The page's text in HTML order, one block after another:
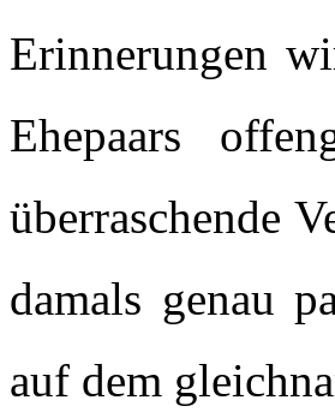
Erinnerungen
Ehepaars
überraschende
damals genau
auf dem